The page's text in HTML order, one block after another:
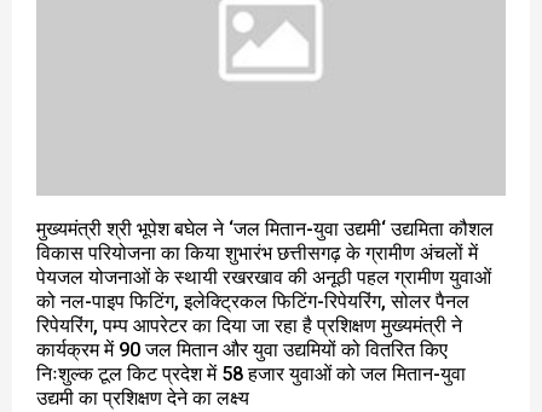
मुख्यमंत्री श्री भूपेश बघेल ने ‘जल मितान-युवा उद्यमी‘ उद्यमिता कौशल
विकास परियोजना का किया शुभारंभ छत्तीसगढ़ के ग्रामीण अंचलों में
पेयजल योजनाओं के स्थायी रखरखाव की अनूठी पहल ग्रामीण युवाओं
को नल-पाइप फिटिंग, इलेक्ट्रिकल फिटिंग-रिपेयरिंग, सोलर पैनल
रिपेयरिंग, पम्प आपरेटर का दिया जा रहा है प्रशिक्षण मुख्यमंत्री ने
कार्यक्रम में 90 जल मितान और युवा उद्यमियों को वितरित किए
निःशुल्क टूल किट प्रदेश में 58 हजार युवाओं को जल मितान-युवा
उद्यमी का प्रशिक्षण देने का लक्ष्य